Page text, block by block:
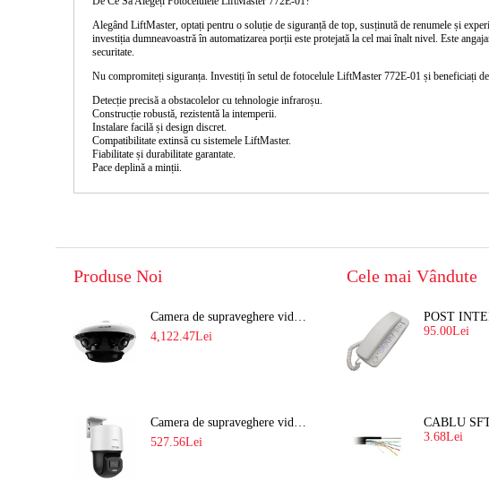
Alegând LiftMaster, optați pentru o soluție de siguranță de top, susținută de renumele și
investiția dumneavoastră în automatizarea porții este protejată la cel mai înalt nivel. Este
securitate.
Nu compromiteți siguranța. Investiți în setul de fotocelule LiftMaster 772E-01 și beneficiați
Detecție precisă a obstacolelor cu tehnologie infraroșu.
Construcție robustă, rezistentă la intemperii.
Instalare facilă și design discret.
Compatibilitate extinsă cu sistemele LiftMaster.
Fiabilitate și durabilitate garantate.
Pace deplină a minții.
Produse Noi
Camera de supraveghere video 8MP panoramica de exterior(4x2MP Stitched) Navaio NGC-7482PR
4,122.47Lei
Camera de supraveghere video IP PT 4MP cu lumina alba 30M si lentila fixa Hikvision DS-2DE2C400SCG-E F1
527.56Lei
Cele mai Vândute
95.00Lei
3.68Lei